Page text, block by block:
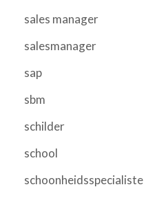
sales manager
salesmanager
sap
sbm
schilder
school
schoonheidsspecialiste